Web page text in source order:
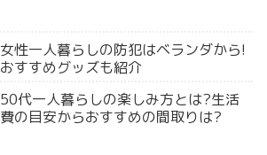
女性一人暮らしの防犯はベランダから!
おすすめグッズも紹介
50代一人暮らしの楽しみ方とは?生活
費の目安からおすすめの間取りは?